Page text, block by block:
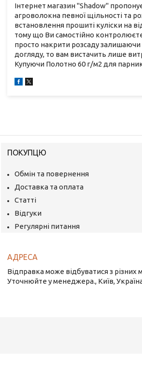
Інтернет магазин "Shadow"
агроволокна певної щільності та
встановлення прошиті куліски на
тому що Ви самостійно
просто накрити розсаду залишаючи
догляду, то вам вистачить лише
Купуючи Полотно 60 г/м2 для
ПОКУПЦЮ
Обмін та повернення
Доставка та оплата
Статті
Відгуки
Регулярні питання
Відправка може відбуватися з різних
Уточнюйте у менеджера., Київ,